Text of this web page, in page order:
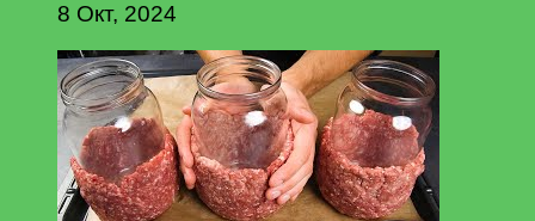
8 Окт, 2024